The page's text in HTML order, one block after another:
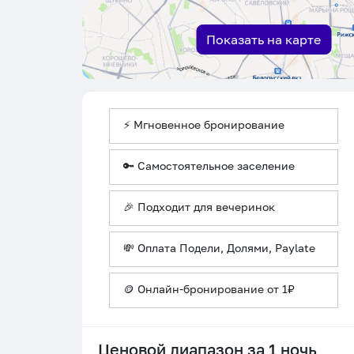
Показать на карте
⚡ Мгновенное бронирование
🔑 Самостоятельное заселение
🎉 Подходит для вечеринок
💸 Оплата Подели, Долями, Paylate
🪙 Онлайн-бронирование от 1₽
Ценовой диапазон за 1 ночь